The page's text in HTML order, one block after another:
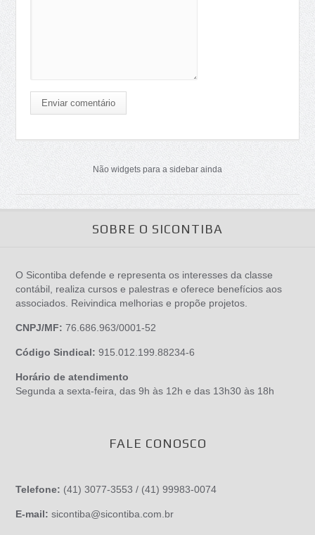
Enviar comentário
Não widgets para a sidebar ainda
SOBRE O SICONTIBA
O Sicontiba defende e representa os interesses da classe
contábil, realiza cursos e palestras e oferece benefícios aos
associados. Reivindica melhorias e propõe projetos.
CNPJ/MF: 76.686.963/0001-52
Código Sindical: 915.012.199.88234-6
Horário de atendimento
Segunda a sexta-feira, das 9h às 12h e das 13h30 às 18h
FALE CONOSCO
Telefone: (41) 3077-3553 / (41) 99983-0074
E-mail:sicontiba@sicontiba.com.br